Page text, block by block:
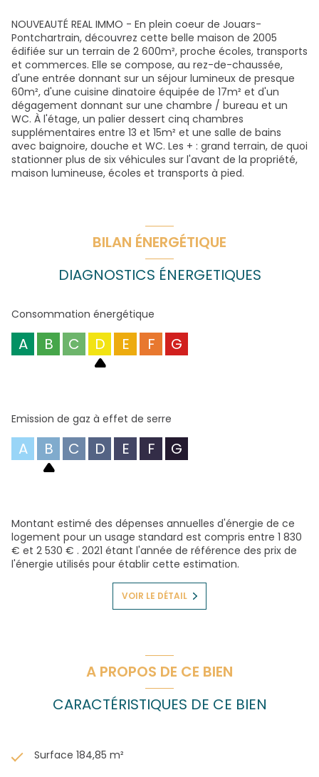
NOUVEAUTÉ REAL IMMO - En plein coeur de Jouars-
Pontchartrain, découvrez cette belle maison de 2005
édifiée sur un terrain de 2 600m², proche écoles, transports
et commerces. Elle se compose, au rez-de-chaussée,
d'une entrée donnant sur un séjour lumineux de presque
60m², d'une cuisine dinatoire équipée de 17m² et d'un
dégagement donnant sur une chambre / bureau et un
WC. À l'étage, un palier dessert cinq chambres
supplémentaires entre 13 et 15m² et une salle de bains
avec baignoire, douche et WC. Les + : grand terrain, de quoi
stationner plus de six véhicules sur l'avant de la propriété,
maison lumineuse, écoles et transports à pied.
BILAN ÉNERGÉTIQUE
DIAGNOSTICS ÉNERGETIQUES
Consommation énergétique
A B C D E F G
Emission de gaz à effet de serre
A B C D E F G
Montant estimé des dépenses annuelles d'énergie de ce
logement pour un usage standard est compris entre 1 830
€ et 2 530 € . 2021 étant l'année de référence des prix de
l'énergie utilisés pour établir cette estimation.
VOIR LE DÉTAIL
A PROPOS DE CE BIEN
CARACTÉRISTIQUES DE CE BIEN
Surface 184,85 m²